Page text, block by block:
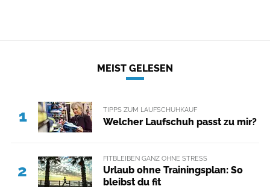
MEIST GELESEN
1 TIPPS ZUM LAUFSCHUHKAUF
Welcher Laufschuh passt zu mir?
2
FITBLEIBEN GANZ OHNE STRESS
Urlaub ohne Trainingsplan: So
bleibst du fit